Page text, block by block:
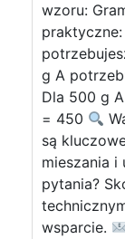
wzoru:
g A
Dla 500 g
= 450
są
mieszania i
pytania?
wsparcie.